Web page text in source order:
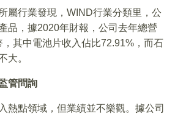
屬行業發現，WIND行業分類里，公
品，據2020年財報，公司去年總營
其中電池片收入佔比72.91%，而石
大。
管問詢
熱點領域，但業績並不樂觀。據公司